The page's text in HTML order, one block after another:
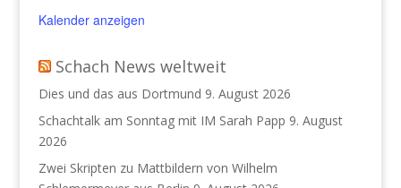
Kalender anzeigen
Schach News weltweit
Dies und das aus Dortmund 9. August 2026
Schachtalk am Sonntag mit IM Sarah Papp 9. August
2026
Zwei Skripten zu Mattbildern von Wilhelm